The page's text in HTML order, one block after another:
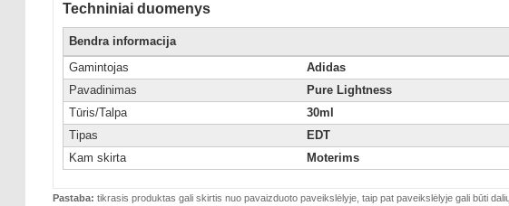
Techniniai duomenys
Bendra informacija
Gamintojas
Adidas
Pavadinimas
Pure Lightness
Tūris/Talpa
30ml
Tipas
EDT
Kam skirta
Moterims
Pastaba: tikrasis produktas gali skirtis nuo pavaizduoto paveikslėlyje, taip pat paveikslėlyje gali būti